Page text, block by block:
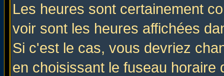
Les heures sont certainement
voir sont les heures affichées
Si c'est le cas, vous devriez
en choisissant le fuseau